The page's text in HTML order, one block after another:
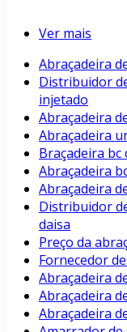
Ver mais
Abraçadeira
Distribuidor
injetado
Abraçadeira
Abraçadeira
Braçadeira bc
Abraçadeira
Abraçadeira
Distribuidor
daisa
Preço da
Fornecedor
Abraçadeira
Abraçadeira
Abraçadeira